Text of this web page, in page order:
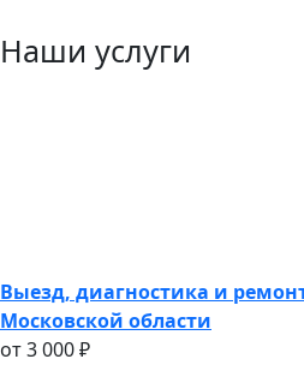
Наши услуги
Выезд, диагностика и
Московской области
oт 3 000 ₽